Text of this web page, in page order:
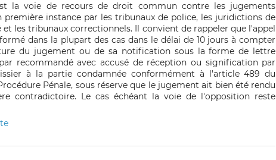
la voie de recours de droit commun contre les jugements
première instance par les tribunaux de police, les juridictions de
les tribunaux correctionnels. Il convient de rappeler que l'appel
dans la plupart des cas dans le délai de 10 jours à compter
du jugement ou de sa notification sous la forme de lettre
recommandé avec accusé de réception ou signification par
à la partie condamnée conformément à l'article 489 du
Pénale, sous réserve que le jugement ait bien été rendu
contradictoire. Le cas échéant la voie de l'opposition reste